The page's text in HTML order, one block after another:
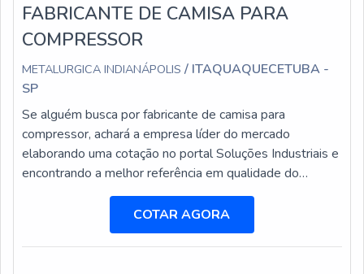
FABRICANTE DE CAMISA PARA
COMPRESSOR
METALURGICA INDIANÁPOLIS / ITAQUAQUECETUBA -
SP
Se alguém busca por fabricante de camisa para
compressor, achará a empresa líder do mercado
elaborando uma cotação no portal Soluções Industriais e
encontrando a melhor referência em qualidade do
mercado. Quando a procura é por fabricante de camisa
para compressor, com os profissionais especializados da
Metalúrgica Indianápolis poderá encontrar proteção com
cumprimento dos prazos requeridos e atestados pelos
COTAR AGORA